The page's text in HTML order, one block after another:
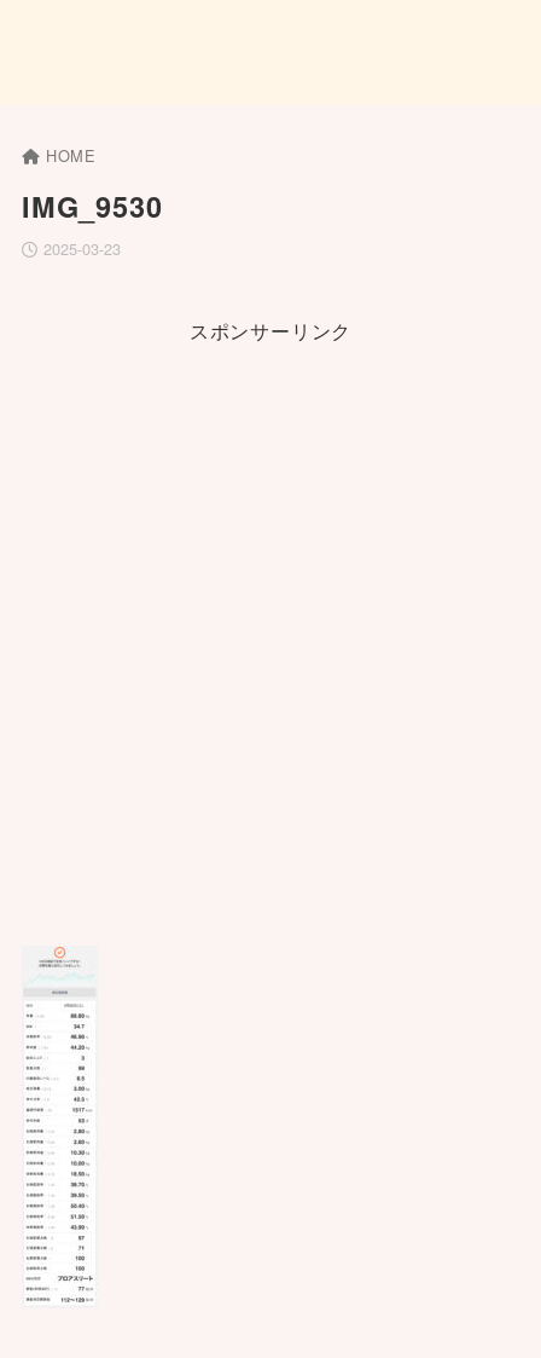
HOME
IMG_9530
2025-03-23
スポンサーリンク